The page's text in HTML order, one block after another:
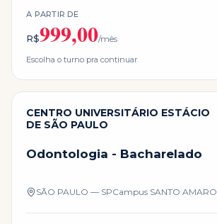
A PARTIR DE
R$999,00/mês
Escolha o turno pra continuar
CENTRO UNIVERSITÁRIO ESTÁCIO
DE SÃO PAULO
Odontologia - Bacharelado
SÃO PAULO — SPCampus SANTO AMARO